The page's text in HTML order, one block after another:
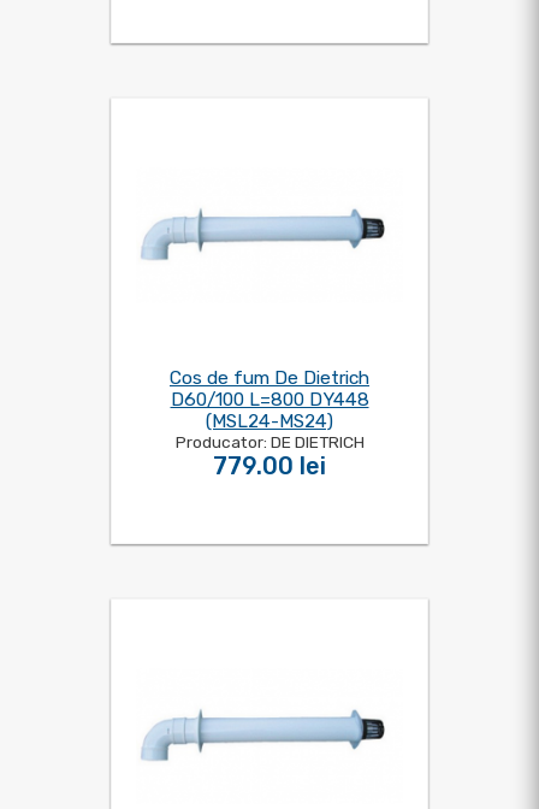
Cos de fum De Dietrich
D60/100 L=800 DY448
(MSL24-MS24)
Producator: DE DIETRICH
779.00 lei